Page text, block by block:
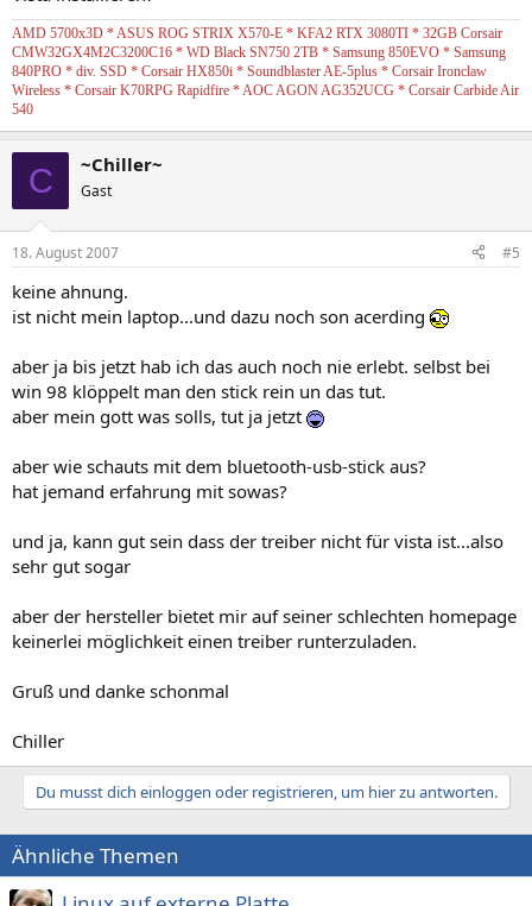
AMD 5700x3D * ASUS ROG STRIX X570-E * KFA2 RTX 3080TI * 32GB Corsair
CMW32GX4M2C3200C16 * WD Black SN750 2TB * Samsung 850EVO * Samsung
840PRO * div. SSD * Corsair HX850i * Soundblaster AE-5plus * Corsair Ironclaw
Wireless * Corsair K70RPG Rapidfire * AOC AGON AG352UCG * Corsair Carbide Air
540
C ~Chiller~
Gast
18. August 2007 #5
keine ahnung.
ist nicht mein laptop...und dazu noch son acerding
aber ja bis jetzt hab ich das auch noch nie erlebt. selbst bei
win 98 klöppelt man den stick rein un das tut.
aber mein gott was solls, tut ja jetzt
aber wie schauts mit dem bluetooth-usb-stick aus?
hat jemand erfahrung mit sowas?
und ja, kann gut sein dass der treiber nicht für vista ist...also
sehr gut sogar
aber der hersteller bietet mir auf seiner schlechten homepage
keinerlei möglichkeit einen treiber runterzuladen.
Gruß und danke schonmal
Chiller
Du musst dich einloggen oder registrieren, um hier zu antworten.
Ähnliche Themen